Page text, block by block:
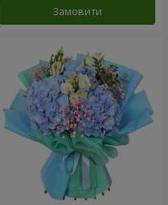
Замовити